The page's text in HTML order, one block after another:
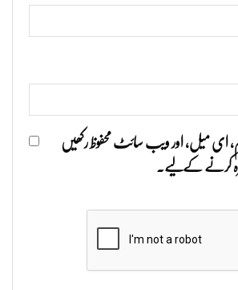
ای میل، اور ویب سائٹ محفوظ رکھیں
کرنے کےلیے۔